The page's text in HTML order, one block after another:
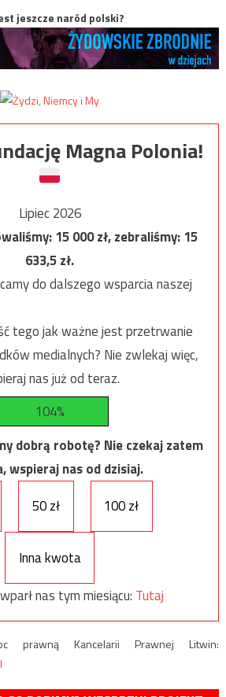
jeszcze naród polski?
Magna Polonia!
Lipiec 2026
15 000zł, zebraliśmy:15
633,5zł.
do dalszego wsparcia naszej
tego jak ważne jest przetrwanie
medialnych? Nie zwlekaj więc,
nas już od teraz.
104%
dobrą robotę? Nie czekaj zatem
wspieraj nas od dzisiaj.
50 zł 100 zł
Inna kwota
nas tym miesiącu: Tutaj
prawną Kancelarii Prawnej Litwin: